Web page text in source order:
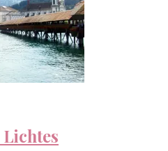
Lichtes